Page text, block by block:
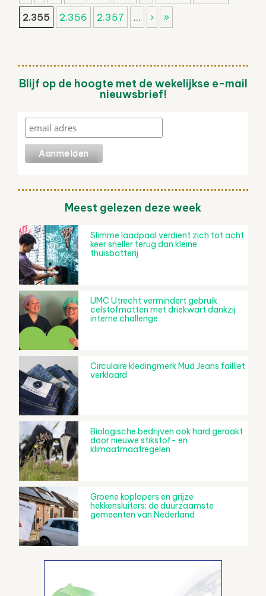
2.355
2.356 2.357 ... › »
Blijf op de hoogte met de wekelijkse e-mail
nieuwsbrief!
Meest gelezen deze week
Slimme laadpaal verdient zich tot acht
keer sneller terug dan kleine
thuisbatterij
UMC Utrecht vermindert gebruik
celstofmatten met driekwart dankzij
interne challenge
Circulaire kledingmerk Mud Jeans failliet
verklaard
Biologische bedrijven ook hard geraakt
door nieuwe stikstof- en
klimaatmaatregelen
Groene koplopers en grijze
hekkensluiters: de duurzaamste
gemeenten van Nederland